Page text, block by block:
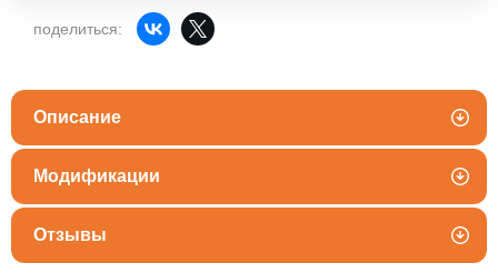
поделиться:
Описание
Модификации
Отзывы